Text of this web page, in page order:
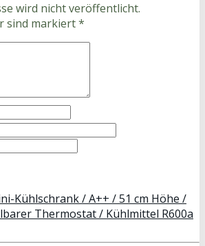
wird nicht veröffentlicht.
sind markiert *
Kühlschrank / A++ / 51 cm Höhe /
Thermostat / Kühlmittel R600a